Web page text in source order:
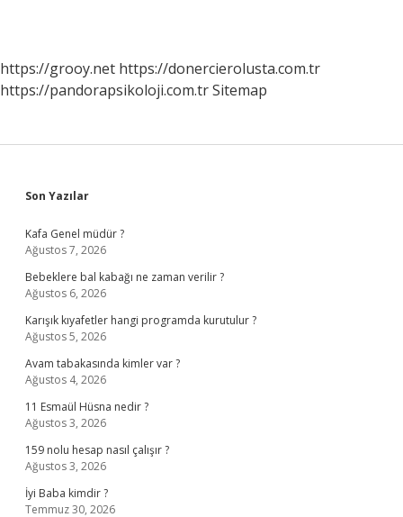
https://grooy.net https://donercierolusta.com.tr
https://pandorapsikoloji.com.trSitemap
Sidebar
Son Yazılar
Kafa Genel müdür ?
Ağustos 7, 2026
Bebeklere bal kabağı ne zaman verilir ?
Ağustos 6, 2026
Karışık kıyafetler hangi programda kurutulur ?
Ağustos 5, 2026
Avam tabakasında kimler var ?
Ağustos 4, 2026
11 Esmaül Hüsna nedir ?
Ağustos 3, 2026
159 nolu hesap nasıl çalışır ?
Ağustos 3, 2026
İyi Baba kimdir ?
Temmuz 30, 2026